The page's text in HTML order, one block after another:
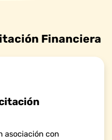
Financiera
asociación con